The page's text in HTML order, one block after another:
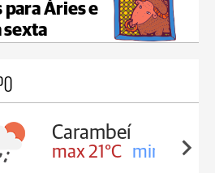
Áries e
sexta
Carambeí
max 21°C min 18°C